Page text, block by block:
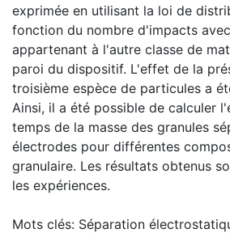
exprimée en utilisant la loi de
fonction du nombre d'impacts
appartenant à l'autre classe de
paroi du dispositif. L'effet de la
troisième espèce de particules a
Ainsi, il a été possible de calculer
temps de la masse des granules
électrodes pour différentes
granulaire. Les résultats obtenus
les expériences.
Mots clés: Séparation